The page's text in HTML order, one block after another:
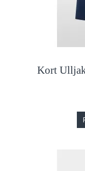
Kort